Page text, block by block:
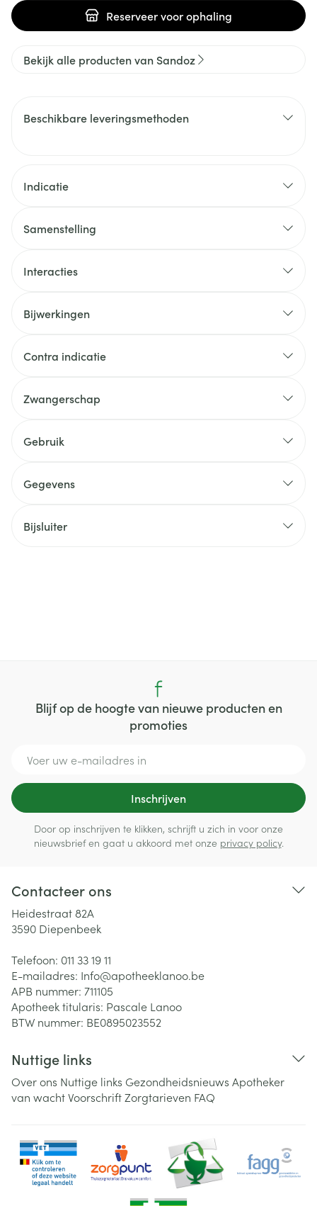
Reserveervoor ophaling
Bekijk alle producten van Sandoz
Beschikbare leveringsmethoden
Indicatie
Samenstelling
Interacties
Bijwerkingen
Contra indicatie
Zwangerschap
Gebruik
Gegevens
Bijsluiter
Blijf op de hoogte van nieuwe producten en
promoties
Inschrijven
Door op inschrijven te klikken, schrijft u zich in voor onze
nieuwsbrief en gaat u akkoord met onze privacy policy.
Contacteer ons
Heidestraat 82A
3590 Diepenbeek
Telefoon: 011 33 19 11
E-mailadres: Info@apotheeklanoo.be
APB nummer: 711105
Apotheek titularis: Pascale Lanoo
BTW nummer: BE0895023552
Nuttige links
Over ons Nuttige links Gezondheidsnieuws Apotheker
van wachtVoorschriftZorgtarieven FAQ